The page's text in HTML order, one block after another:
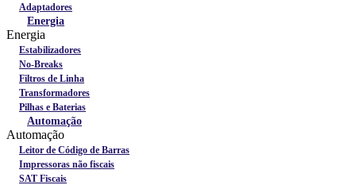
Adaptadores
Energia
Energia
Estabilizadores
No-Breaks
Filtros de Linha
Transformadores
Pilhas e Baterias
Automação
Automação
Leitor de Código de Barras
Impressoras não fiscais
SAT Fiscais